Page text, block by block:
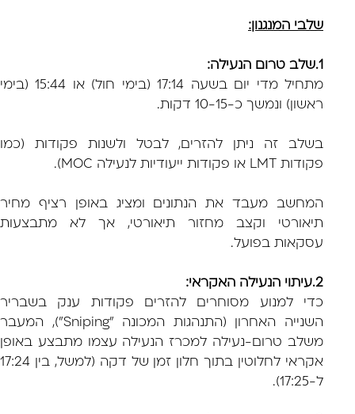
שלבי המנגנון:
1.שלב טרום הנעילה:
מתחיל מדי יום בשעה 17:14 (בימי חול) או 15:44 (בימי
ראשון) ונמשך כ-10-15 דקות.
בשלב זה ניתן להזרים, לבטל ולשנות פקודות (כמו
פקודות LMT או פקודות ייעודיות לנעילה MOC).
המחשב מעבד את הנתונים ומציג באופן רציף מחיר
תיאורטי וקצב מחזור תיאורטי, אך לא מתבצעות
עסקאות בפועל.
2.עיתוי הנעילה האקראי:
כדי למנוע מסוחרים להזרים פקודות ענק בשבריר
השנייה האחרון (התנהגות המכונה "Sniping"), המעבר
משלב טרום-נעילה למכרז הנעילה עצמו מתבצע באופן
אקראי לחלוטין בתוך חלון זמן של דקה (למשל, בין 17:24
ל-17:25).